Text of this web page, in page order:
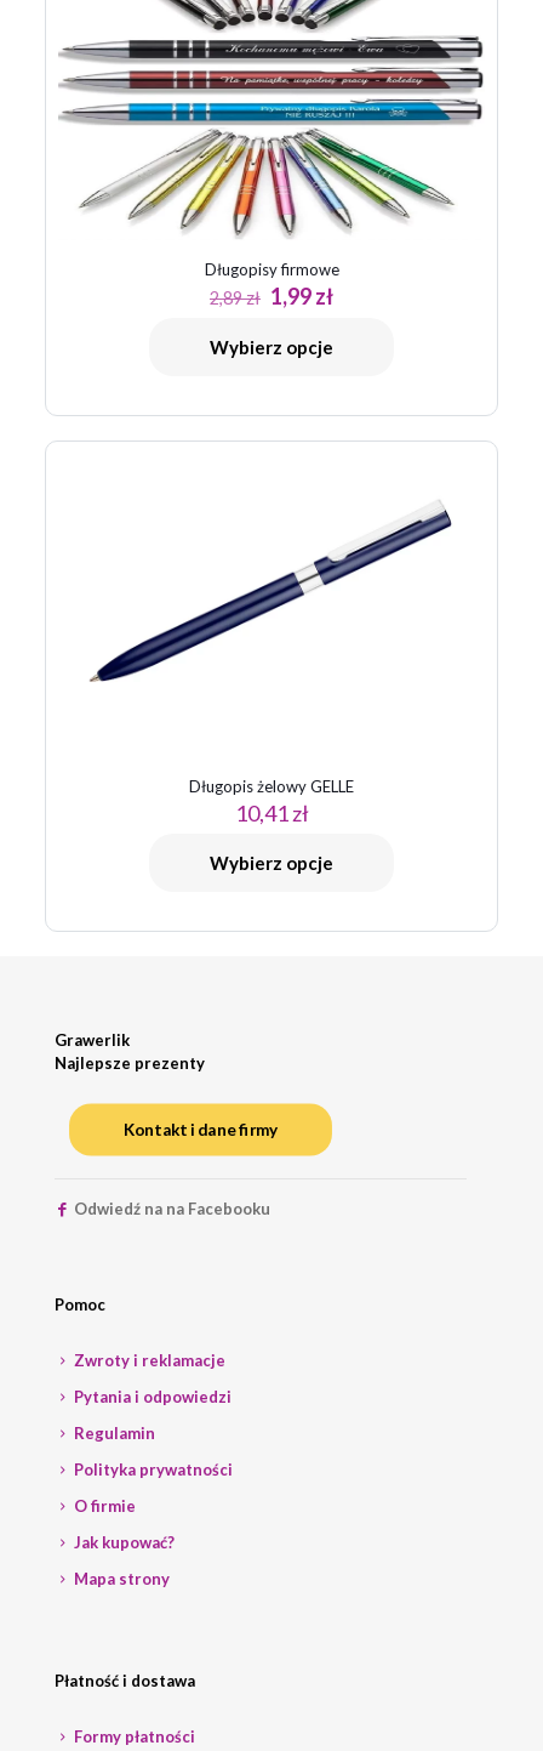
Długopisy firmowe
2,89zł Pierwotna
wynosiła:
2,89 zł.
1,99złAktualna
Wybierz opcje
Długopis żelowy GELLE
10,41zł
Wybierz opcje
Grawerlik
Najlepsze prezenty
Kontakt i dane firmy
Odwiedź na na Facebooku
Pomoc
Zwroty i reklamacje
Pytania i odpowiedzi
Regulamin
Polityka prywatności
O firmie
Jak kupować?
Mapa strony
Płatność i dostawa
Formy płatności